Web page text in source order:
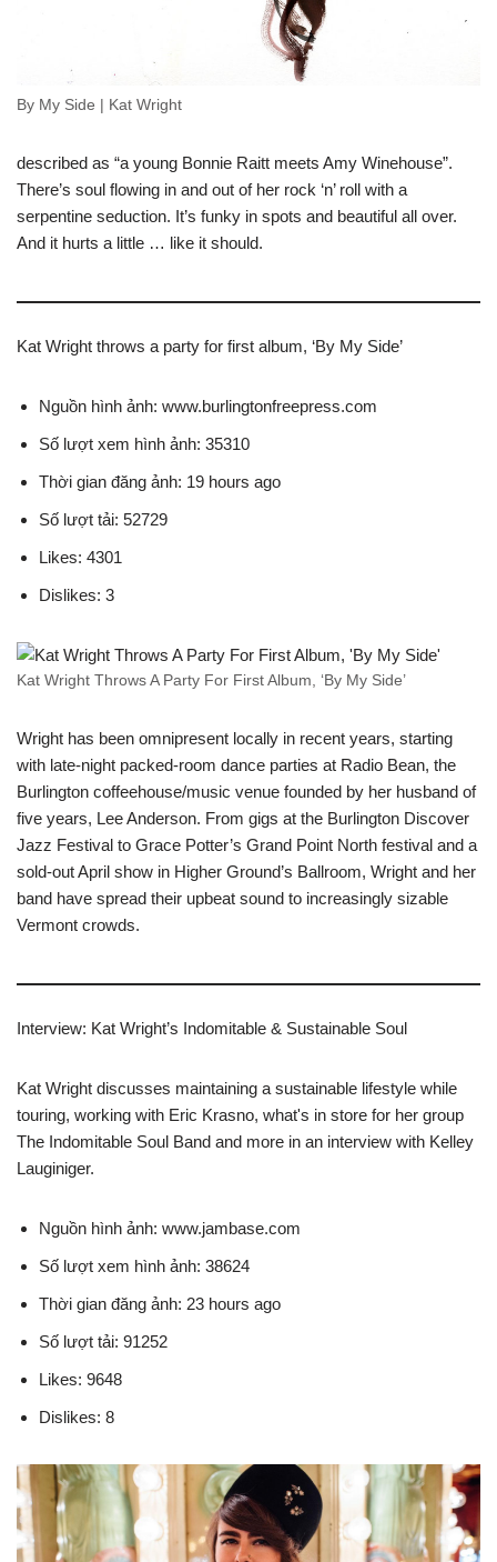
By My Side | Kat Wright
described as “a young Bonnie Raitt meets Amy Winehouse”.
There’s soul flowing in and out of her rock ‘n’ roll with a
serpentine seduction. It’s funky in spots and beautiful all over.
And it hurts a little … like it should.
Kat Wright throws a party for first album, ‘By My Side’
Nguồn hình ảnh: www.burlingtonfreepress.com
Số lượt xem hình ảnh: 35310
Thời gian đăng ảnh: 19 hours ago
Số lượt tải: 52729
Likes: 4301
Dislikes: 3
Kat Wright Throws A Party For First Album, ‘By My Side’
Wright has been omnipresent locally in recent years, starting
with late-night packed-room dance parties at Radio Bean, the
Burlington coffeehouse/music venue founded by her husband of
five years, Lee Anderson. From gigs at the Burlington Discover
Jazz Festival to Grace Potter’s Grand Point North festival and a
sold-out April show in Higher Ground’s Ballroom, Wright and her
band have spread their upbeat sound to increasingly sizable
Vermont crowds.
Interview: Kat Wright’s Indomitable & Sustainable Soul
Kat Wright discusses maintaining a sustainable lifestyle while
touring, working with Eric Krasno, what's in store for her group
The Indomitable Soul Band and more in an interview with Kelley
Lauginiger.
Nguồn hình ảnh: www.jambase.com
Số lượt xem hình ảnh: 38624
Thời gian đăng ảnh: 23 hours ago
Số lượt tải: 91252
Likes: 9648
Dislikes: 8